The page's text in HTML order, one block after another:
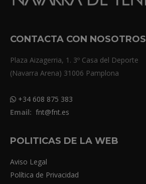
CONTACTA CON NOSOTROS
Plaza Aizagerria, 1. 3º Casa del Deporte
(Navarra Arena) 31006 Pamplona
+34 608 875 383
Email: fnt@fnt.es
POLITICAS DE LA WEB
Aviso Legal
Política de Privacidad